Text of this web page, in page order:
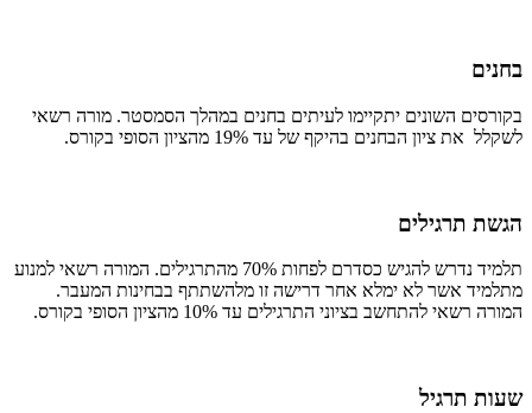
בחנים
בקורסים השונים יתקיימו לעיתים בחנים במהלך הסמסטר. מורה רשאי
לשקלל את ציון הבחנים בהיקף של עד 19% מהציון הסופי בקורס.
הגשת תרגילים
תלמיד נדרש להגיש כסדרם לפחות 70% מהתרגילים. המורה רשאי למנוע
מתלמיד אשר לא ימלא אחר דרישה זו מלהשתתף בבחינות המעבר.
המורה רשאי להתחשב בציוני התרגילים עד 10% מהציון הסופי בקורס.
שעות תרגיל